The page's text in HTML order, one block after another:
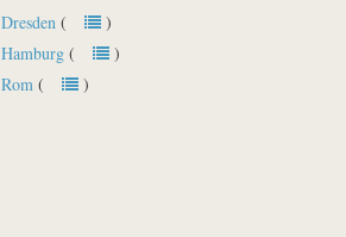
Dresden ()
Hamburg ()
Rom ()